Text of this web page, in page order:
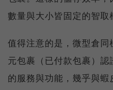
數量與大小皆固定的智取
值得注意的是，微型倉
元包裹（已付款包裹）
的服務與功能，幾乎與蝦